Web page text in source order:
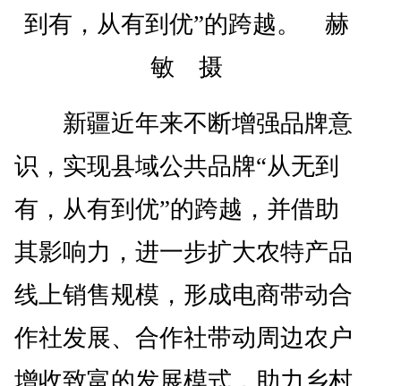
到有，从有到优”的跨越。 赫
敏 摄
新疆近年来不断增强品牌意
识，实现县域公共品牌“从无到
有，从有到优”的跨越，并借助
其影响力，进一步扩大农特产品
线上销售规模，形成电商带动合
作社发展、合作社带动周边农户